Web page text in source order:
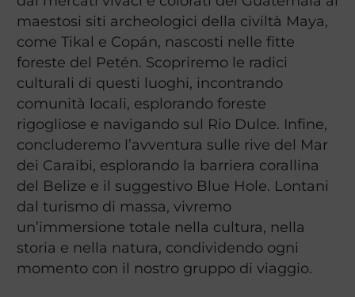
maestosi siti archeologici della civiltà Maya,
come Tikal e Copán, nascosti nelle fitte
foreste del Petén. Scopriremo le radici
culturali di questi luoghi, incontrando
comunità locali, esplorando foreste
rigogliose e navigando sul Rio Dulce. Infine,
concluderemo l’avventura sulle rive del Mar
dei Caraibi, esplorando la barriera corallina
del Belize e il suggestivo Blue Hole. Lontani
dal turismo di massa, vivremo
un’immersione totale nella cultura, nella
storia e nella natura, condividendo ogni
momento con il nostro gruppo di viaggio.